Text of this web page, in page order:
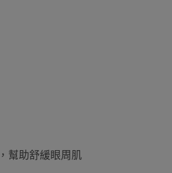
幫助舒緩眼周肌